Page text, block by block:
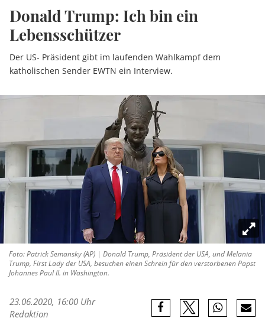
Donald Trump: Ich bin ein
Lebensschützer
Der US- Präsident gibt im laufenden Wahlkampf dem
katholischen Sender EWTN ein Interview.
Foto: Patrick Semansky (AP) | Donald Trump, Präsident der USA, und Melania
Trump, First Lady der USA, besuchen einen Schrein für den verstorbenen Papst
Johannes Paul II. in Washington.
23.06.2020, 16:00 Uhr
Redaktion